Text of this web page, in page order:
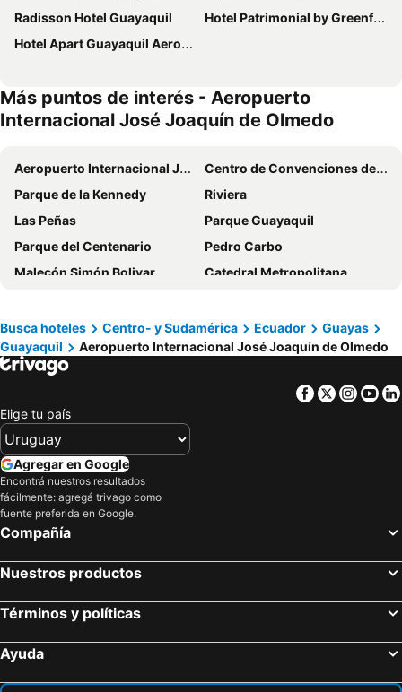
Radisson Hotel Guayaquil
Hotel Patrimonial by Greenfield
Hotel Apart Guayaquil Aeropuerto
Más puntos de interés - Aeropuerto
Internacional José Joaquín de Olmedo
Aeropuerto Internacional José Joaquín de Olmedo
Centro de Convenciones de Guayaquil Simón Bolívar
Parque de la Kennedy
Riviera
Las Peñas
Parque Guayaquil
Parque del Centenario
Pedro Carbo
Malecón Simón Bolivar
Catedral Metropolitana
Parque Seminario o de las Iguanas
Simón Bolívar
Francisco de Orellana
Malecón del Estero Salado
Mercado Artesanal Malecón 2000
Parque Nacional Cajas
Laguna y Cráter del Quilotoa
Playa de Tumbes
Tour a caballos
Canyoning
Busca hoteles Centro- y Sudamérica Ecuador
Guayas
Guayaquil
Aeropuerto Internacional José Joaquín de Olmedo
Facebook
Twitter
Elige tu país
Agregar en Google
Encontrá nuestros resultados
fácilmente: agregá trivago como
fuente preferida en Google.
Compañía
Nuestros productos
Términos y políticas
Ayuda